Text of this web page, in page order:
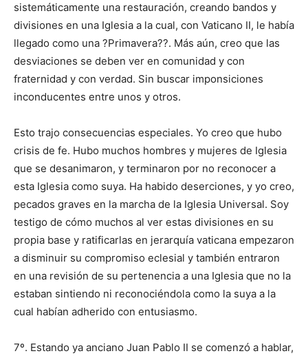
sistemáticamente una restauración, creando bandos y
divisiones en una Iglesia a la cual, con Vaticano II, le había
llegado como una ?Primavera??. Más aún, creo que las
desviaciones se deben ver en comunidad y con
fraternidad y con verdad. Sin buscar imponsiciones
inconducentes entre unos y otros.
Esto trajo consecuencias especiales. Yo creo que hubo
crisis de fe. Hubo muchos hombres y mujeres de Iglesia
que se desanimaron, y terminaron por no reconocer a
esta Iglesia como suya. Ha habido deserciones, y yo creo,
pecados graves en la marcha de la Iglesia Universal. Soy
testigo de cómo muchos al ver estas divisiones en su
propia base y ratificarlas en jerarquía vaticana empezaron
a disminuir su compromiso eclesial y también entraron
en una revisión de su pertenencia a una Iglesia que no la
estaban sintiendo ni reconociéndola como la suya a la
cual habían adherido con entusiasmo.
7º. Estando ya anciano Juan Pablo II se comenzó a hablar,